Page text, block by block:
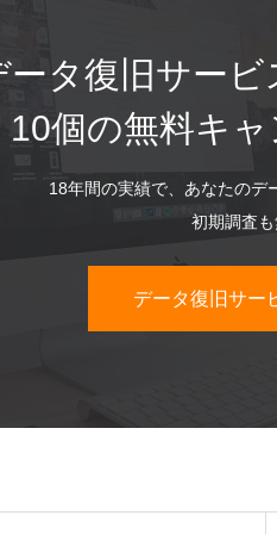
ータ復旧サー
10個の無料キ
18年間の実績で、あなたのデ
初期調査も
データ復旧サー